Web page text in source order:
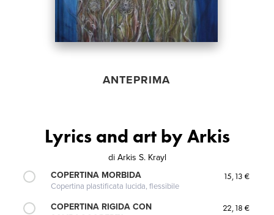
ANTEPRIMA
Lyrics and art by Arkis
di Arkis S. Krayl
COPERTINA MORBIDA
Copertina plastificata lucida, flessibile
15,13 €
COPERTINA RIGIDA CON
22,18 €